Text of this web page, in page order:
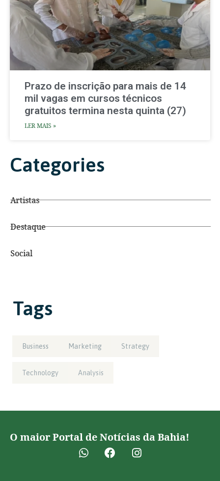
Prazo de inscrição para mais de 14
mil vagas em cursos técnicos
gratuitos termina nesta quinta (27)
LER MAIS »
Categories
Artistas
Destaque
Social
Tags
Business Marketing Strategy
Technology Analysis
O maior Portal de Notícias da Bahia!